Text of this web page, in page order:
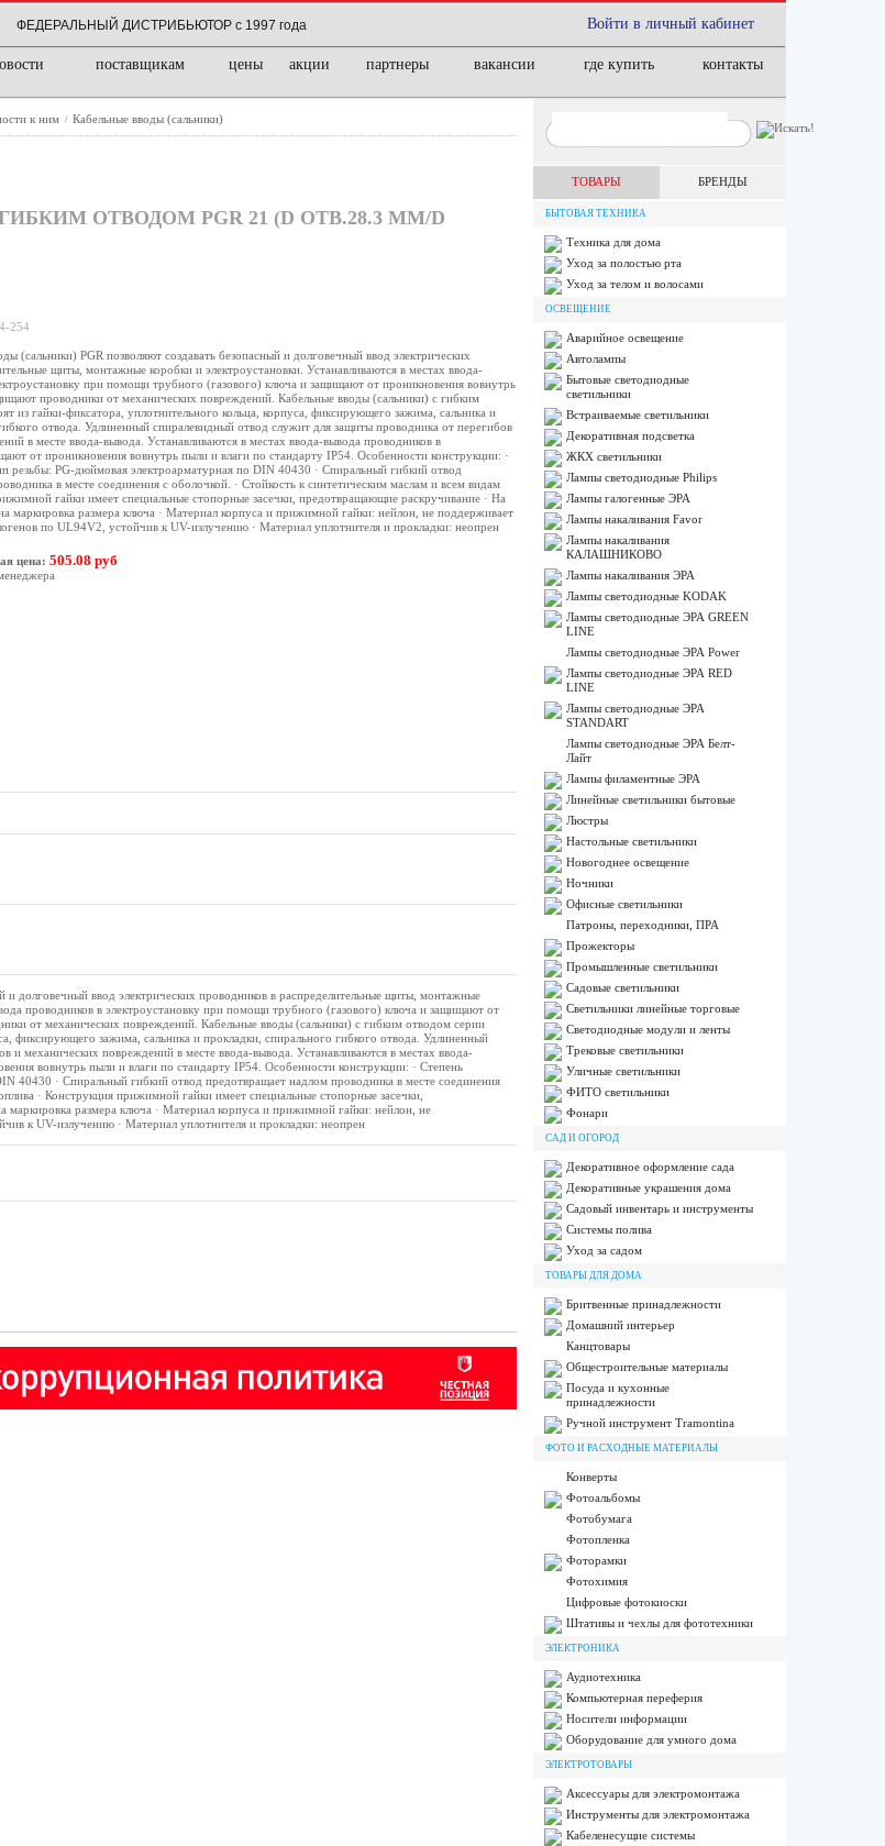
Войти в личный кабинет
ФЕДЕРАЛЬНЫЙ ДИСТРИБЬЮТОР с 1997 года
поставщикам цены акции партнеры вакансии где купить контакты
к ним / Кабельные вводы (сальники)
ОТВОДОМ PGR 21 (D ОТВ.28.3 ММ/D
254
(сальники) PGR позволяют создавать безопасный и долговечный ввод электрических
щиты, монтажные коробки и электроустановки. Устанавливаются в местах ввода-
при помощи трубного (газового) ключа и защищают от проникновения вовнутрь
проводники от механических повреждений. Кабельные вводы (сальники) c гибким
из гайки-фиксатора, уплотнительного кольца, корпуса, фиксирующего зажима, сальника и
отвода. Удлиненный спиралевидный отвод служит для защиты проводника от перегибов
в месте ввода-вывода. Устанавливаются в местах ввода-вывода проводников в
от проникновения вовнутрь пыли и влаги по стандарту IP54. Особенности конструкции: ·
резьбы: PG-дюймовая электроарматурная по DIN 40430 · Спиральный гибкий отвод
в месте соединения с оболочкой. · Стойкость к синтетическим маслам и всем видам
гайки имеет специальные стопорные засечки, предотвращающие раскручивание · На
маркировка размера ключа · Материал корпуса и прижимной гайки: нейлон, не поддерживает
по UL94V2, устойчив к UV-излучению · Материал уплотнителя и прокладки: неопрен
цена: 505.08 руб
и долговечный ввод электрических проводников в распределительные щиты, монтажные
проводников в электроустановку при помощи трубного (газового) ключа и защищают от
от механических повреждений. Кабельные вводы (сальники) c гибким отводом серии
фиксирующего зажима, сальника и прокладки, спирального гибкого отвода. Удлиненный
и механических повреждений в месте ввода-вывода. Устанавливаются в местах ввода-
вовнутрь пыли и влаги по стандарту IP54. Особенности конструкции: · Степень
40430 · Спиральный гибкий отвод предотвращает надлом проводника в месте соединения
· Конструкция прижимной гайки имеет специальные стопорные засечки,
размера ключа · Материал корпуса и прижимной гайки: нейлон, не
к UV-излучению · Материал уплотнителя и прокладки: неопрен
ТОВАРЫ БРЕНДЫ
БЫТОВАЯ ТЕХНИКА
Техника для дома
Уход за полостью рта
Уход за телом и волосами
ОСВЕЩЕНИЕ
Аварийное освещение
Автолампы
Бытовые светодиодные
светильники
Встраиваемые светильники
Декоративная подсветка
ЖКХ светильники
Лампы cветодиодные Philips
Лампы галогенные ЭРА
Лампы накаливания Favor
Лампы накаливания
КАЛАШНИКОВО
Лампы накаливания ЭРА
Лампы светодиодные KODAK
Лампы светодиодные ЭРА GREEN
LINE
Лампы светодиодные ЭРА Power
Лампы светодиодные ЭРА RED
LINE
Лампы светодиодные ЭРА
STANDART
Лампы светодиодные ЭРА Белт-
Лайт
Лампы филаментные ЭРА
Линейные светильники бытовые
Люстры
Настольные светильники
Новогоднее освещение
Ночники
Офисные светильники
Патроны, переходники, ПРА
Прожекторы
Промышленные светильники
Садовые светильники
Светильники линейные торговые
Светодиодные модули и ленты
Трековые светильники
Уличные светильники
ФИТО светильники
Фонари
САД И ОГОРОД
Декоративное оформление сада
Декоративные украшения дома
Садовый инвентарь и инструменты
Системы полива
Уход за садом
ТОВАРЫ ДЛЯ ДОМА
Бритвенные принадлежности
Домашний интерьер
Канцтовары
Общестроительные материалы
Посуда и кухонные
принадлежности
Ручной инструмент Tramontina
ФОТО И РАСХОДНЫЕ МАТЕРИАЛЫ
Конверты
Фотоальбомы
Фотобумага
Фотопленка
Фоторамки
Фотохимия
Цифровые фотокиоски
Штативы и чехлы для фототехники
ЭЛЕКТРОНИКА
Аудиотехника
Компьютерная переферия
Носители информации
Оборудование для умного дома
ЭЛЕКТРОТОВАРЫ
Аксессуары для электромонтажа
Инструменты для электромонтажа
Кабеленесущие системы